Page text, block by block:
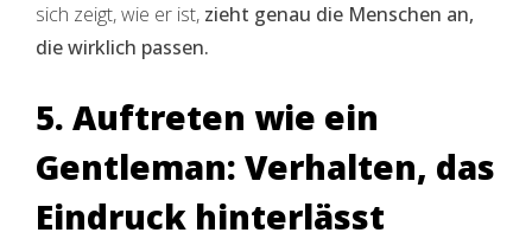
sich zeigt, wie er ist, zieht genau die Menschen an,
die wirklich passen.
5. Auftreten wie ein
Gentleman: Verhalten, das
Eindruck hinterlässt